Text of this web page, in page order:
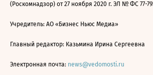
(Роскомнадзор) от 27 ноября 2020 г. ЭЛ № ФС 77-
Учредитель: АО «Бизнес Ньюс Медиа»
Главный редактор: Казьмина Ирина Сергеевна
Электронная почта: news@vedomosti.ru